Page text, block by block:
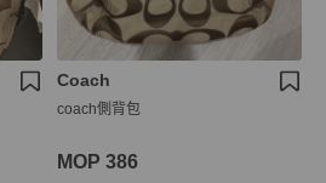
Coach
coach側背包
MOP 386